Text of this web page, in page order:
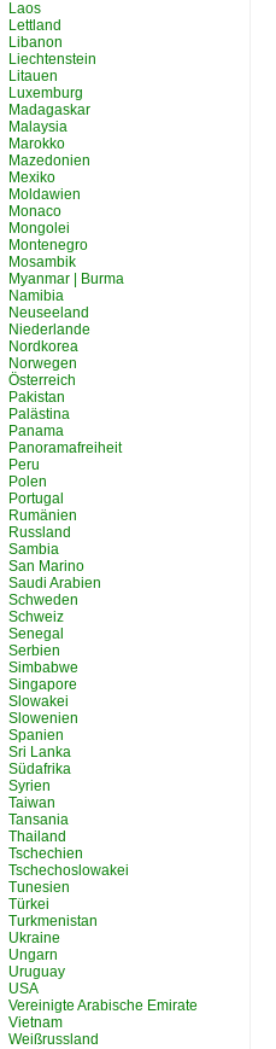
Laos
Lettland
Libanon
Liechtenstein
Litauen
Luxemburg
Madagaskar
Malaysia
Marokko
Mazedonien
Mexiko
Moldawien
Monaco
Mongolei
Montenegro
Mosambik
Myanmar | Burma
Namibia
Neuseeland
Niederlande
Nordkorea
Norwegen
Österreich
Pakistan
Palästina
Panama
Panoramafreiheit
Peru
Polen
Portugal
Rumänien
Russland
Sambia
San Marino
Saudi Arabien
Schweden
Schweiz
Senegal
Serbien
Simbabwe
Singapore
Slowakei
Slowenien
Spanien
Sri Lanka
Südafrika
Syrien
Taiwan
Tansania
Thailand
Tschechien
Tschechoslowakei
Tunesien
Türkei
Turkmenistan
Ukraine
Ungarn
Uruguay
USA
Vereinigte Arabische Emirate
Vietnam
Weißrussland